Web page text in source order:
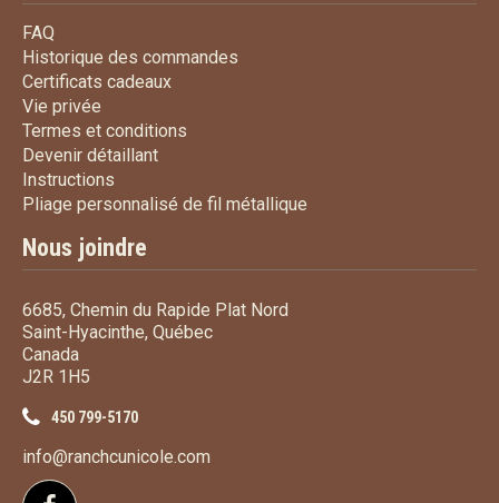
FAQ
Historique des commandes
Certificats cadeauxCertificats cadeaux
Vie privée
Termes et conditions
Devenir détaillantDevenir détaillant
Instructions
Pliage personnalisé de fil métallique
Nous joindre
6685, Chemin du Rapide Plat Nord
Saint-Hyacinthe, Québec
Canada
J2R 1H5
450 799-5170
info@ranchcunicole.com